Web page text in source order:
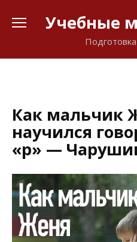
Учебные
Как мальчик
научился
«р» —